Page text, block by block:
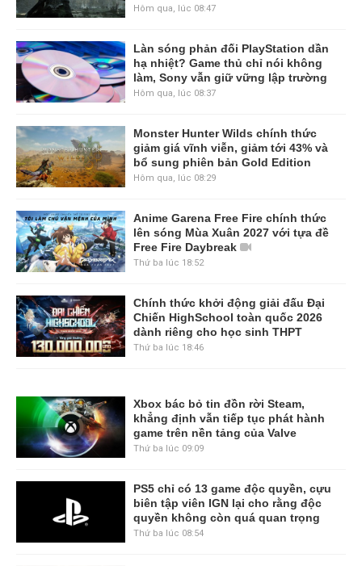
Hôm qua, lúc 08:47
Làn sóng phản đối PlayStation dần
hạ nhiệt? Game thủ chỉ nói không
làm, Sony vẫn giữ vững lập trường
Hôm qua, lúc 08:37
Monster Hunter Wilds chính thức
giảm giá vĩnh viễn, giảm tới 43% và
bổ sung phiên bản Gold Edition
Hôm qua, lúc 08:29
Anime Garena Free Fire chính thức
lên sóng Mùa Xuân 2027 với tựa đề
Free Fire Daybreak
Thứ ba lúc 18:52
Chính thức khởi động giải đấu Đại
Chiến HighSchool toàn quốc 2026
dành riêng cho học sinh THPT
Thứ ba lúc 18:46
Xbox bác bỏ tin đồn rời Steam,
khẳng định vẫn tiếp tục phát hành
game trên nền tảng của Valve
Thứ ba lúc 09:09
PS5 chỉ có 13 game độc quyền, cựu
biên tập viên IGN lại cho rằng độc
quyền không còn quá quan trọng
Thứ ba lúc 08:54